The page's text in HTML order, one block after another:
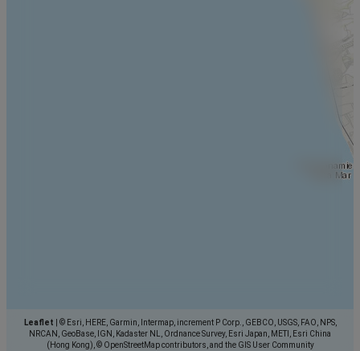
Leaflet
© Esri, HERE, Garmin, Intermap, increment P Corp., GEBCO, USGS, FAO, NPS,
NRCAN, GeoBase, IGN, Kadaster NL, Ordnance Survey, Esri Japan, METI, Esri China
(Hong Kong), © OpenStreetMap contributors, and the GIS User Community